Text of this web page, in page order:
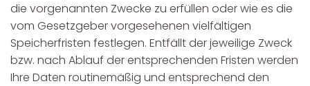
die vorgenannten Zwecke zu erfüllen oder wie es die
vom Gesetzgeber vorgesehenen vielfältigen
Speicherfristen festlegen. Entfällt der jeweilige Zweck
bzw. nach Ablauf der entsprechenden Fristen werden
Ihre Daten routinemäßig und entsprechend den